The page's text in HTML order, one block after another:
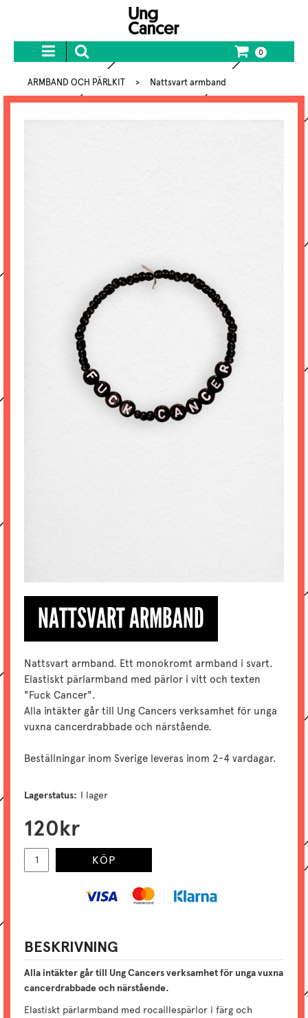
0
ARMBAND OCH PÄRLKIT > Nattsvart armband
NATTSVART ARMBAND
Nattsvart armband. Ett monokromt armband i svart.
Elastiskt pärlarmband med pärlor i vitt och texten
"Fuck Cancer".
Alla intäkter går till Ung Cancers verksamhet för unga
vuxna cancerdrabbade och närstående.
Beställningar inom Sverige leveras inom 2-4 vardagar.
Lagerstatus: I lager
120kr
KÖP
BESKRIVNING
Alla intäkter går till Ung Cancers verksamhet för unga vuxna
cancerdrabbade och närstående.
Elastiskt pärlarmband med rocaillespärlor i färg och